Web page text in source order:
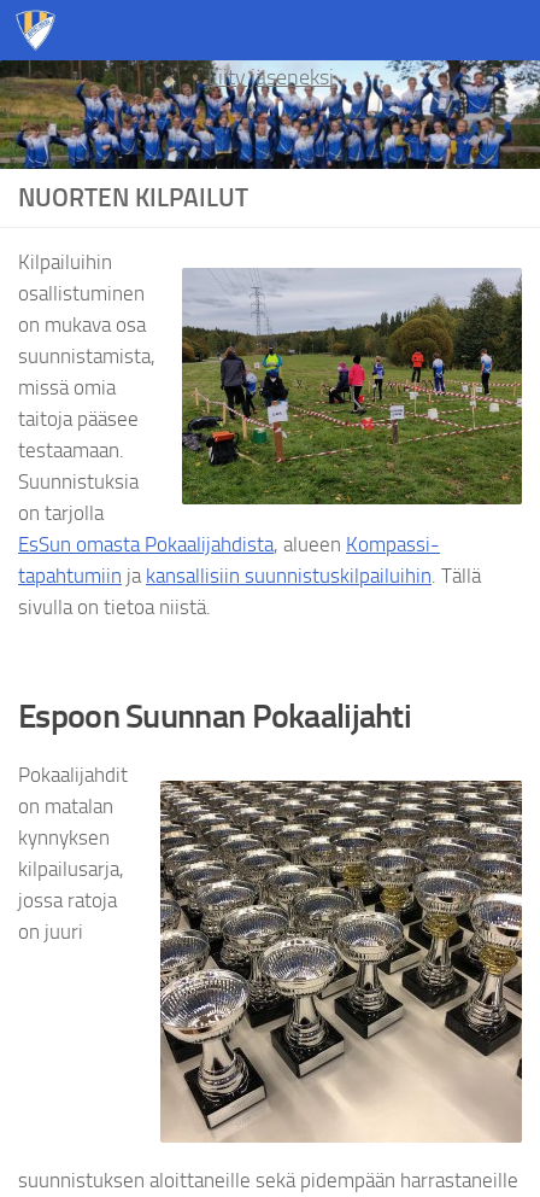
Skip to content
Liity jäseneksi
NUORTEN KILPAILUT
Kilpailuihin
osallistuminen
on mukava osa
suunnistamista,
missä omia
taitoja pääsee
testaamaan.
Suunnistuksia
on tarjolla
EsSun omasta Pokaalijahdista, alueen Kompassi-
tapahtumiin ja kansallisiin suunnistuskilpailuihin. Tällä
sivulla on tietoa niistä.
Espoon Suunnan Pokaalijahti
Pokaalijahdit
on matalan
kynnyksen
kilpailusarja,
jossa ratoja
on juuri
suunnistuksen aloittaneille sekä pidempään harrastaneille